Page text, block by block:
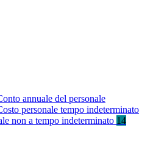
annuale del personale
personale tempo indeterminato
non a tempo indeterminato 14